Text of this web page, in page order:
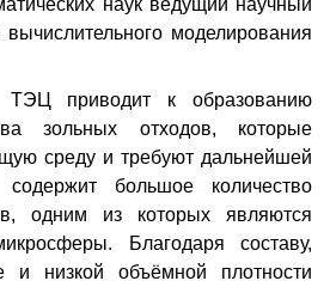
наук ведущий научный
вычислительного моделирования
приводит к образованию
зольных отходов, которые
среду и требуют дальнейшей
большое количество
одним из которых являются
Благодаря составу,
и низкой объёмной плотности